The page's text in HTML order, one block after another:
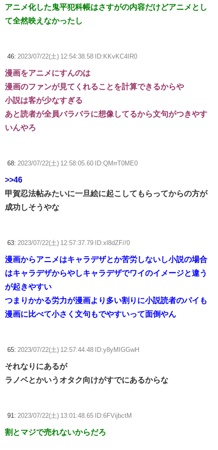
アニメ化した鬼平犯科帳はさすがの内容だけどアニメとし
て全然映えなかったし
46: 2023/07/22(土) 12:54:38.58 ID:KKvKC4IR0
漫画をアニメにすんのは
漫画のファンが見てくれることを計算できるからや
小説は客が少なすぎる
あと読者が全員バラバラに想像してるから文句がつきやす
いんやろ
68: 2023/07/22(土) 12:58:05.60 ID:QMrrT0ME0
>>46
甲賀忍法帖みたいに一旦絵に起こしてもらってからの方が
成功しそうやな
63: 2023/07/22(土) 12:57:37.79 ID:xl8dZF//0
漫画からアニメはキャラデザとか苦労しないし小説の場合
はキャラデザからやしキャラデザでワイのイメージと違う
が起きやすい
つまりかかる労力が漫画より多い割りに小説読者のパイも
漫画に比べて小さく文句もでやすいって面倒やん
65: 2023/07/22(土) 12:57:44.48 ID:y8yMIGGwH
それなりにあるが
ラノベとかいうオタク向けがすでにあるからな
91: 2023/07/22(土) 13:01:48.65 ID:6FVijbctM
割とマジで売れないからだろ